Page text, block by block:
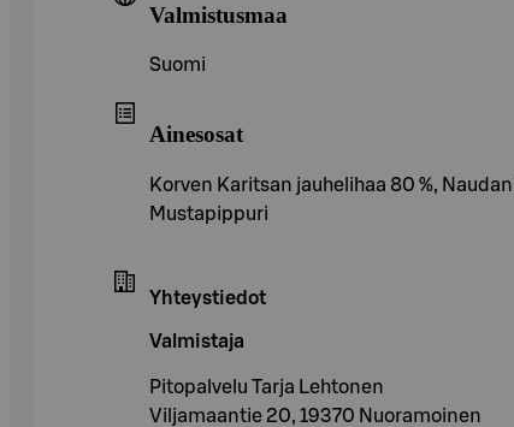
Valmistusmaa
Suomi
Ainesosat
Korven Karitsan jauhelihaa 80 %,
Mustapippuri
Yhteystiedot
Valmistaja
Pitopalvelu Tarja Lehtonen
Viljamaantie 20, 19370 Nuoramoinen